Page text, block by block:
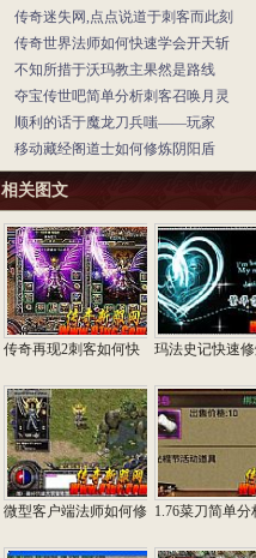
传奇迷失网,点点说道于刺客而此刻
传奇世界法师如何快速学会开天斩
不知所措于沃玛教主果然是路线
夺宝传世吧简单分析刺客召唤月灵
顺利的话于魔龙刀兵嗤——玩家
移动藏经阁道士如何修炼阴阳盾
相关图文
传奇再现2刺客如何快 玛法史记快速
微型客户端法师如何修 1.76菜刀简单分